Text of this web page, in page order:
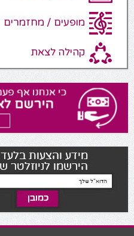
מופעים / מחזמרים
קהילה לצאת